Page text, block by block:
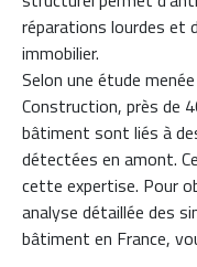
réparations lourdes et
immobilier.
Selon une étude
Construction, près de
bâtiment sont liés à
détectées en amont.
cette expertise. Pour
analyse détaillée des
bâtiment en France,